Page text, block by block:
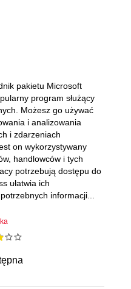
pakietu Microsoft
program służący
Możesz go używać
i analizowania
i zdarzeniach
on wykorzystywany
handlowców i tych
potrzebują dostępu do
ułatwia ich
informacji...